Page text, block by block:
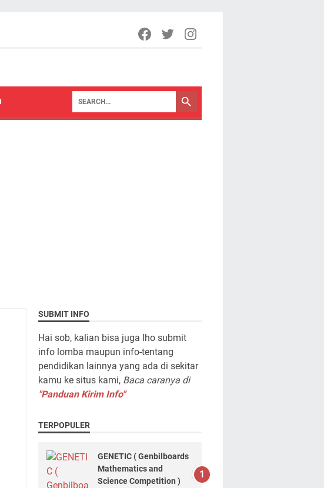
SUBMIT INFO
Hai sob, kalian bisa juga lho submit
info lomba maupun info-tentang
pendidikan lainnya yang ada di sekitar
kamu ke situs kami, Baca caranya di
"Panduan Kirim Info"
TERPOPULER
GENETIC ( Genbilboards
Mathematics and
Science Competition )